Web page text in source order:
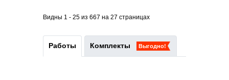
Видны 1 - 25 из 667 на 27 страницах
Работы Комплекты Выгодно!